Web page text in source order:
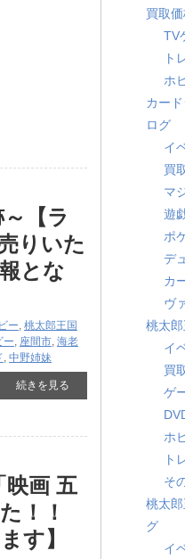
【ラ
りいた
とな
ー 桃太郎王国
ー 座間市 海老
中野姉妹
続きを見る
画 五
！！
す】
買取
TV
ト
ホ
カー
ログ
イ
買
マ
遊
ポ
デ
カ
ヴ
桃太
イ
買
ゲ
ホ
ト
そ
桃太
グ
イ